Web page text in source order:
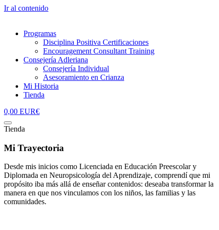
Ir al contenido
Programas
Disciplina Positiva Certificaciones
Encouragement Consultant Training
Consejería Adleriana
Consejería Individual
Asesoramiento en Crianza
Mi Historia
Tienda
0,00 EUR€
Tienda
Mi Trayectoria
Desde mis inicios como Licenciada en Educación Preescolar y
Diplomada en Neuropsicología del Aprendizaje, comprendí que mi
propósito iba más allá de enseñar contenidos: deseaba transformar la
manera en que nos vinculamos con los niños, las familias y las
comunidades.